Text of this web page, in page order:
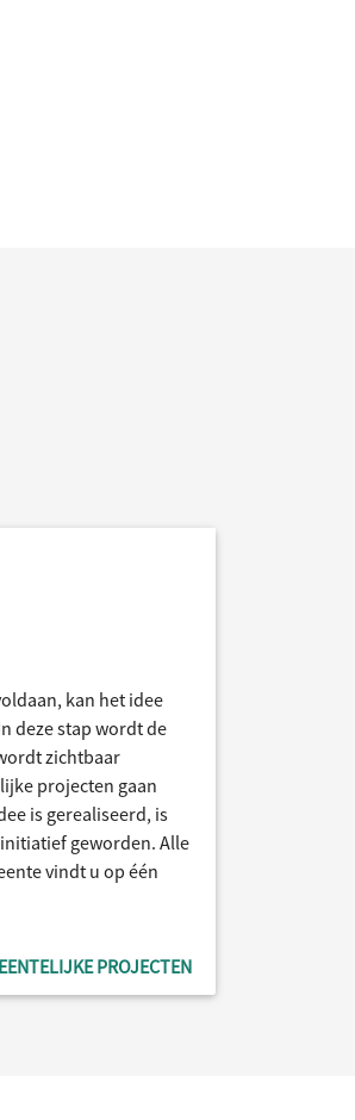
kan het idee
deze stap wordt de
zichtbaar
projecten gaan
is gerealiseerd, is
geworden. Alle
vindt u op één
PROJECTEN